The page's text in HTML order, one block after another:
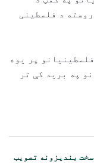
د فلسطینی
پر یوه
په برید کې تر
بندیزونه تصویب